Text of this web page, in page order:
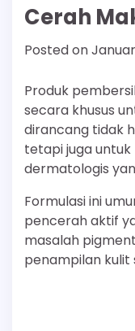
Cerah
Posted on
Produk
secara khusus
dirancang tidak
tetapi juga
dermatologis
Formulasi ini
pencerah aktif
masalah
penampilan kulit